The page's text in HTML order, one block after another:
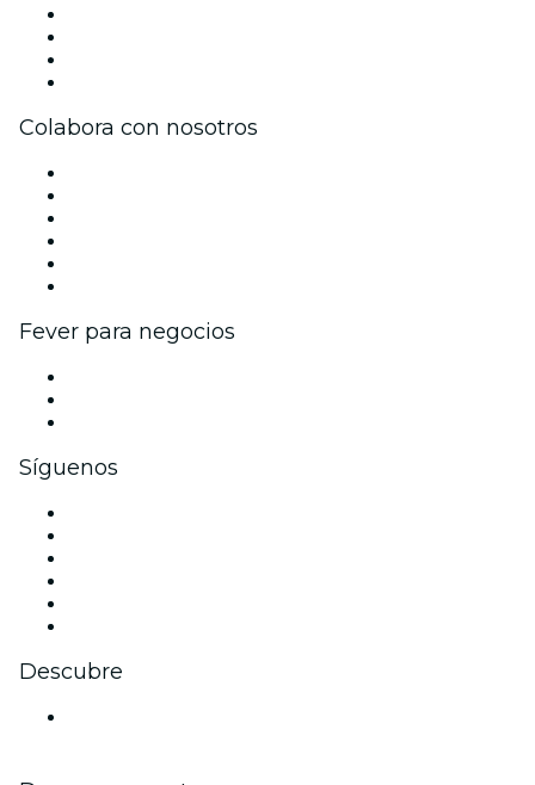
Colabora con nosotros
Fever para negocios
Síguenos
Descubre